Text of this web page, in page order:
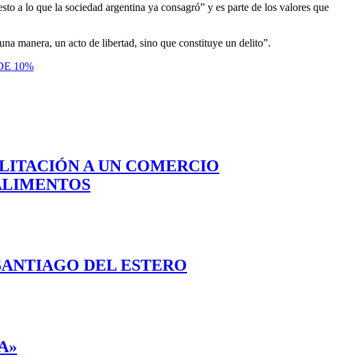
a lo que la sociedad argentina ya consagró” y es parte de los valores que
manera, un acto de libertad, sino que constituye un delito”.
10%
A UN COMERCIO
DEL ESTERO